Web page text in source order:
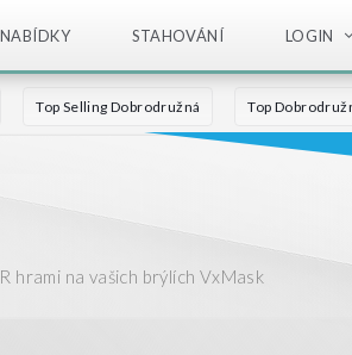
NABÍDKY STAHOVÁNÍ LOGIN
Top Selling Dobrodružná Top
hrami na vašich brýlích VxMask